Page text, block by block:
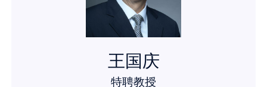
王国庆
特聘教授